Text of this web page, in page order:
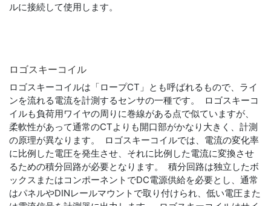
ルに接続して使用します。
ロゴスキーコイル
ロゴスキーコイルは「ロープCT」とも呼ばれるもので、ライ
ンを流れる電流を計測するセンサの一種です。 ロゴスキーコ
イルも負荷用ワイヤの周りに巻線がある点で似ていますが、
柔軟性があって通常のCTよりも開口部がかなり大きく、計測
の原理が異なります。 ロゴスキーコイルでは、電流の変化率
に比例した電圧を発生させ、それに比例した電流に変換させ
るための積分回路が必要となります。 積分回路は独立したボ
ックスまたはコンポーネントでDC電源供給を必要とし、通常
はパネルやDINレールマウントで取り付けられ、低い電圧また